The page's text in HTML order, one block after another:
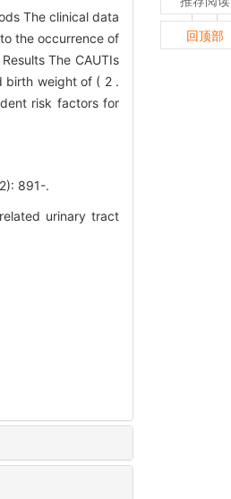
The clinical data
the occurrence of
The CAUTIs
birth weight of ( 2 .
risk factors for
891-.
urinary tract
回顶部